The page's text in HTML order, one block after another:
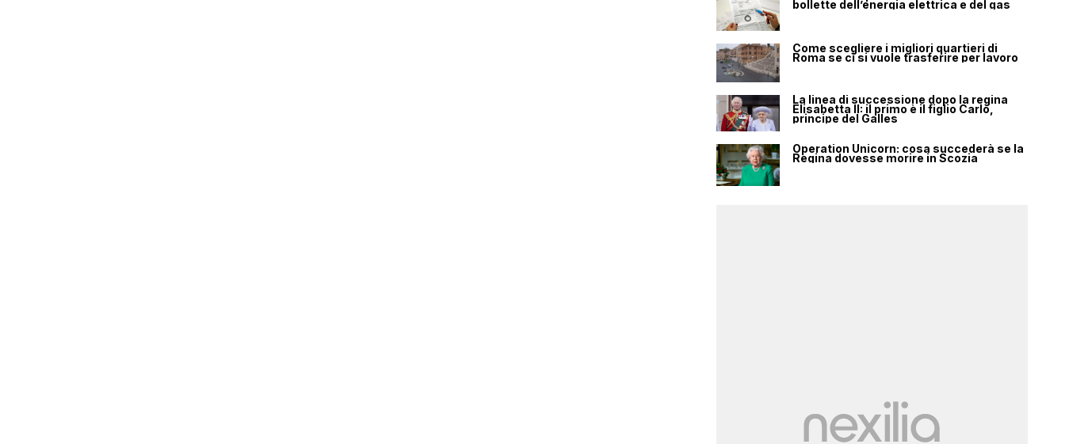
bollette dell’energia elettrica e del gas
Come scegliere i migliori quartieri di
Roma se ci si vuole trasferire per lavoro
La linea di successione dopo la regina
Elisabetta II: il primo è il figlio Carlo,
principe del Galles
Operation Unicorn: cosa succederà se la
Regina dovesse morire in Scozia